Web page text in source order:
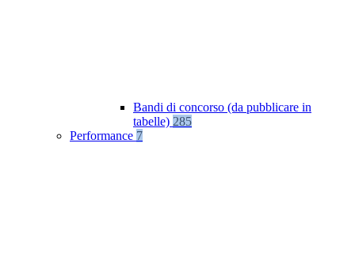
Bandi di concorso (da pubblicare in
tabelle) 285
Performance 7